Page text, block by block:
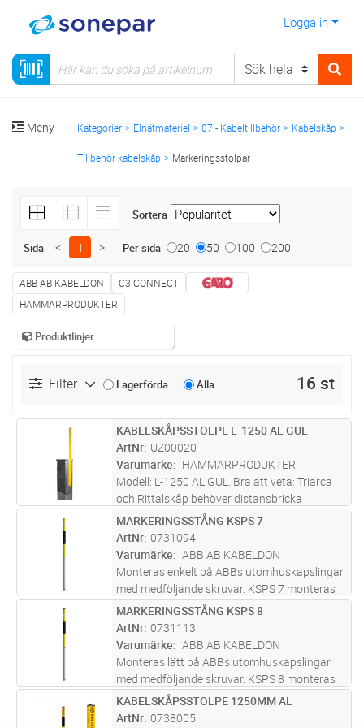
Logga in
Meny Kategorier Elnätmateriel 07 - Kabeltillbehör Kabelskåp
Tillbehör kabelskåp Markeringsstolpar
Sortera
Sida < 1 > Per sida 20 50 100 200
ABB AB KABELDON
C3 CONNECT
HAMMARPRODUKTER
Produktlinjer
Filter Lagerförda Alla 16 st
ST Lägg i kundvagn
KABELSKÅPSSTOLPE L-1250 AL GUL
ArtNr UZ00020
Varumärke
HAMMARPRODUKTER
Modell: L-1250 AL GUL. Bra att veta: Triarca
och Rittalskåp behöver distansbricka
(exempel en rundbricka E1562505) 7-8mm för
att kabelskåpstolpen ska stå rakt.
ST Lägg i kundvagn
MARKERINGSSTÅNG KSPS 7
ArtNr 0731094
Varumärke
ABB AB KABELDON
Monteras enkelt på ABBs utomhuskapslingar
med medföljande skruvar. KSPS 7 monteras
på kapslingar utomhus för att markera,
skydda och synliggöra. T ex för att upptäcka
kabelskåp i mörker eller under s...läs mer
ST Lägg i kundvagn
MARKERINGSSTÅNG KSPS 8
ArtNr 0731113
Varumärke
ABB AB KABELDON
Monteras lätt på ABBs utomhuskapslingar
med medföljande skruvar. KSPS 8 monteras
på kapslingar utomhus för att markera,
skydda och synliggöra. T ex för att upptäcka
ST Lägg i kundvagn
KABELSKÅPSSTOLPE 1250MM AL
ArtNr 0738005